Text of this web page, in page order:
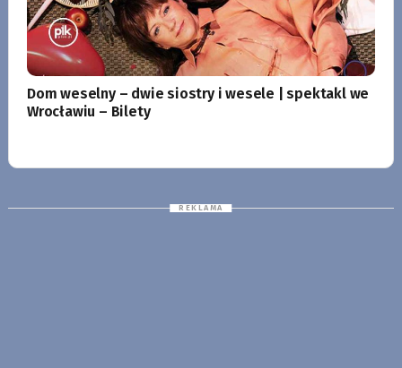
Dom weselny – dwie siostry i wesele | spektakl we
Wrocławiu – Bilety